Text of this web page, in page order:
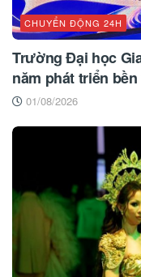
CHUYỂN ĐỘNG 24H
Trường Đại học
năm phát triển
01/08/2026